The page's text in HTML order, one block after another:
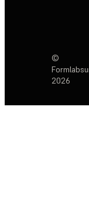
©
Formlabs
2026